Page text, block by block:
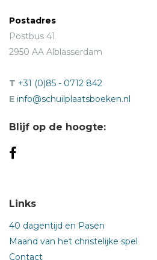
Postadres
Postbus 41
2950 AA Alblasserdam
T +31 (0)85 - 0712 842
E info@schuilplaatsboeken.nl
Blijf op de hoogte:
Links
40 dagentijd en Pasen
Maand van het christelijke spel
Contact